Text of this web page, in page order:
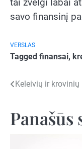
tai žvelgi labai
savo finansinį
VERSLAS
Tagged finansai,
Navigacija
įrašų
Keleivių ir krovinių